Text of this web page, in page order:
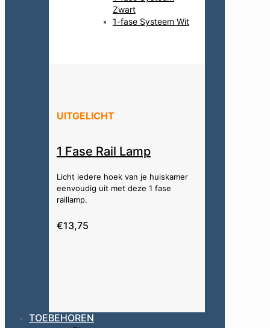
Zwart
1-fase Systeem Wit
UITGELICHT
1 Fase Rail Lamp
Licht iedere hoek van je huiskamer
eenvoudig uit met deze 1 fase
raillamp.
€13,75
TOEBEHOREN